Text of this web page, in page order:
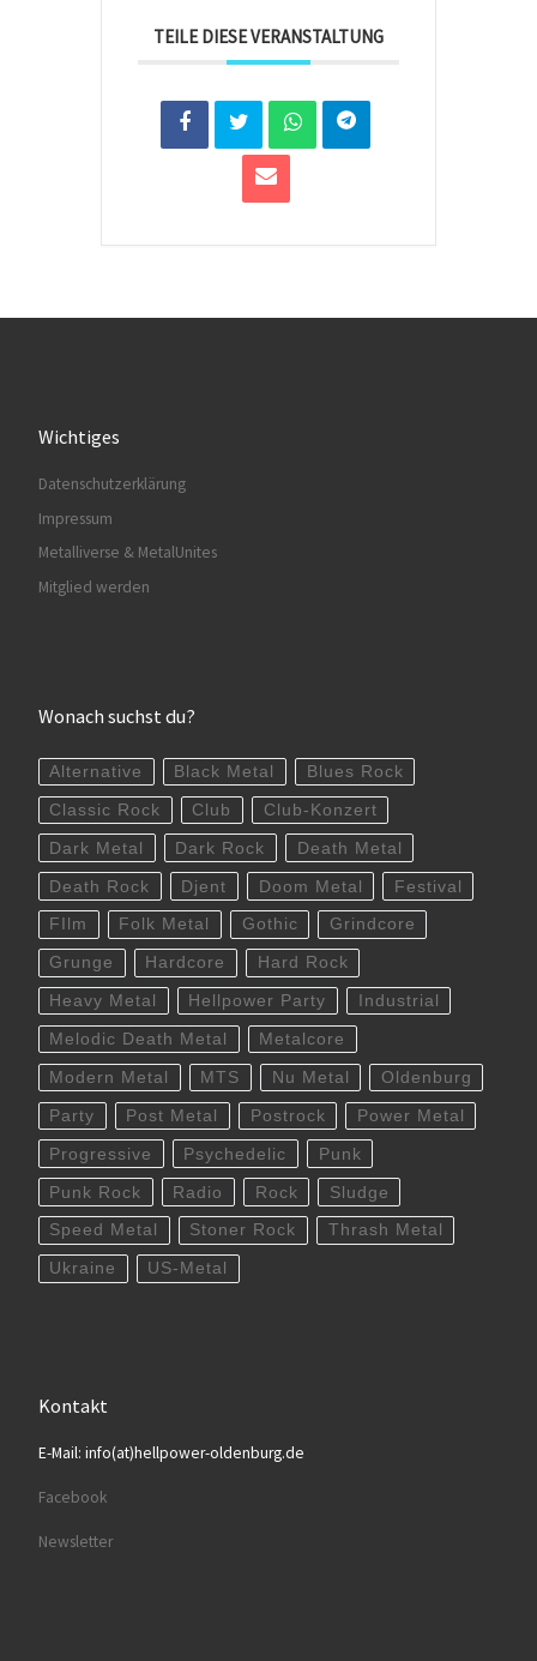
TEILE DIESE VERANSTALTUNG
Wichtiges
Datenschutzerklärung
Impressum
Metalliverse & MetalUnites
Mitglied werden
Wonach suchst du?
Alternative Black Metal Blues Rock
Classic Rock Club Club-Konzert
Dark Metal Dark Rock Death Metal
Death Rock Djent Doom Metal Festival
FIlm Folk Metal Gothic Grindcore
Grunge Hardcore Hard Rock
Heavy Metal Hellpower Party Industrial
Melodic Death Metal Metalcore
Modern Metal MTS Nu Metal Oldenburg
Party Post Metal Postrock Power Metal
Progressive Psychedelic Punk
Punk Rock Radio Rock Sludge
Speed Metal Stoner Rock Thrash Metal
Ukraine US-Metal
Kontakt
E-Mail: info(at)hellpower-oldenburg.de
Facebook
Newsletter